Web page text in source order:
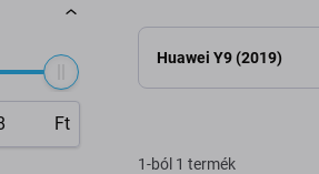
Ft
Huawei Y9 (2019)
1-ból 1 termék